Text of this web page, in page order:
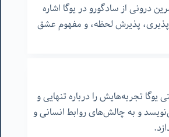
درونی از سادگورو در یوگا اشاره
پذیرش لحظه، و مفهوم عشق
یوگا تجربه‌هایش را درباره تنهایی و
و به چالش‌های روابط انسانی و